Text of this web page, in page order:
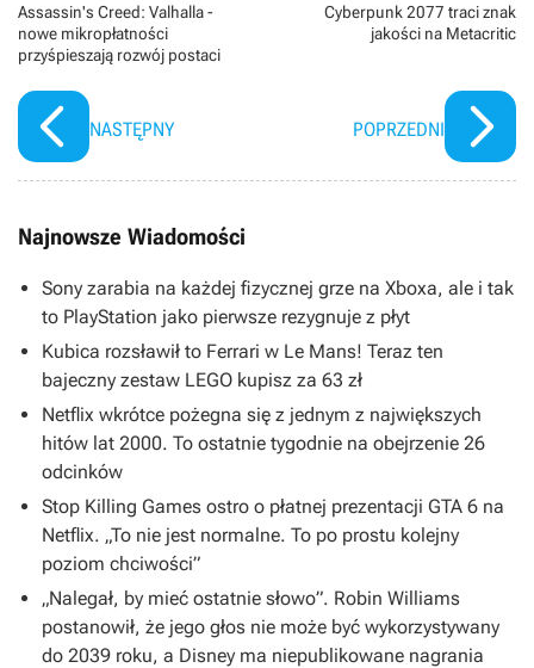
Assassin's Creed: Valhalla -
nowe mikropłatności
przyśpieszają rozwój postaci
NASTĘPNY
Cyberpunk 2077 traci znak
jakości na Metacritic
POPRZEDNI
Najnowsze Wiadomości
Sony zarabia na każdej fizycznej grze na Xboxa, ale i tak
to PlayStation jako pierwsze rezygnuje z płyt
Kubica rozsławił to Ferrari w Le Mans! Teraz ten
bajeczny zestaw LEGO kupisz za 63 zł
Netflix wkrótce pożegna się z jednym z największych
hitów lat 2000. To ostatnie tygodnie na obejrzenie 26
odcinków
Stop Killing Games ostro o płatnej prezentacji GTA 6 na
Netflix. „To nie jest normalne. To po prostu kolejny
poziom chciwości”
„Nalegał, by mieć ostatnie słowo”. Robin Williams
postanowił, że jego głos nie może być wykorzystywany
do 2039 roku, a Disney ma niepublikowane nagrania